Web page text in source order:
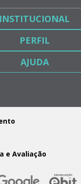
INSTITUCIONAL
PERFIL
AJUDA
e Avaliação